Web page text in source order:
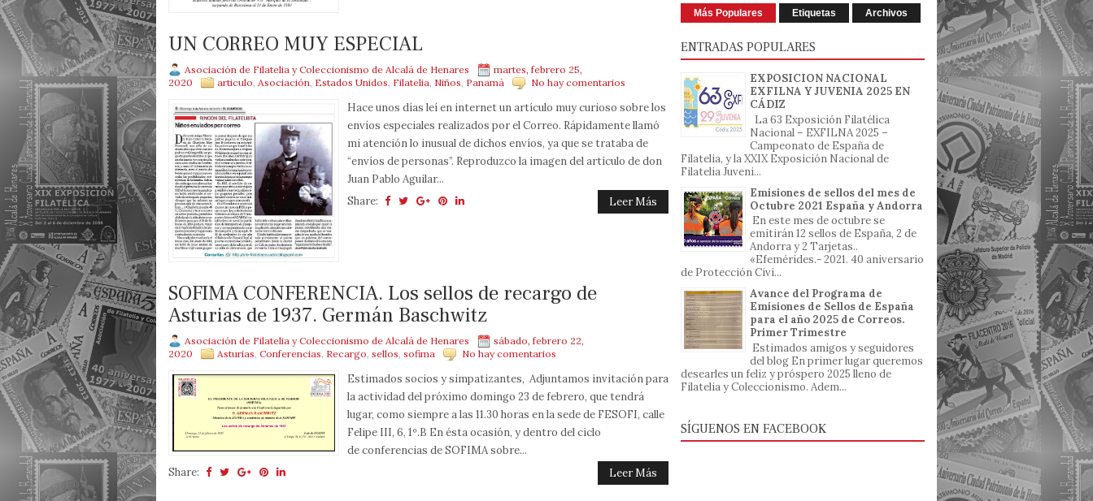
UN CORREO MUY ESPECIAL
Asociación de Filatelia y Coleccionismo de Alcalá de Henares
martes, febrero 25,
2020
articulo, Asociación, Estados Unidos, Filatelia, Niños, Panamá No hay comentarios
Hace unos días leí en internet un artículo muy curioso sobre los
envíos especiales realizados por el Correo. Rápidamente llamó
mi atención lo inusual de dichos envíos, ya que se trataba de
“envíos de personas”. Reproduzco la imagen del artículo de don
Juan Pablo Aguilar...
Share:
Leer Más
SOFIMA CONFERENCIA. Los sellos de recargo de
Asturias de 1937. Germán Baschwitz
Asociación de Filatelia y Coleccionismo de Alcalá de Henares
sábado, febrero 22,
2020
Asturias Conferencias Recargo sellos sofima No hay comentarios
Estimados socios y simpatizantes, Adjuntamos invitación para
la actividad del próximo domingo 23 de febrero, que tendrá
lugar, como siempre a las 11.30 horas en la sede de FESOFI, calle
Felipe III, 6, 1º.B En ésta ocasión, y dentro del ciclo
de conferencias de SOFIMA sobre...
Share:
Leer Más
Más Populares Etiquetas Archivos
ENTRADAS POPULARES
EXPOSICION NACIONAL
EXFILNA Y JUVENIA 2025 EN
CÁDIZ
La 63 Exposición Filatélica
Nacional – EXFILNA 2025 –
Campeonato de España de
Filatelia, y la XXIX Exposición Nacional de
Filatelia Juveni...
Emisiones de sellos del mes de
Octubre 2021 España y Andorra
En este mes de octubre se
emitirán 12 sellos de España, 2 de
Andorra y 2 Tarjetas..
«Efemérides.- 2021. 40 aniversario
de Protección Civi...
Avance del Programa de
Emisiones de Sellos de España
para el año 2025 de Correos.
Primer Trimestre
Estimados amigos y seguidores
del blog En primer lugar queremos
desearles un feliz y próspero 2025 lleno de
Filatelia y Coleccionismo. Adem...
SÍGUENOS EN FACEBOOK